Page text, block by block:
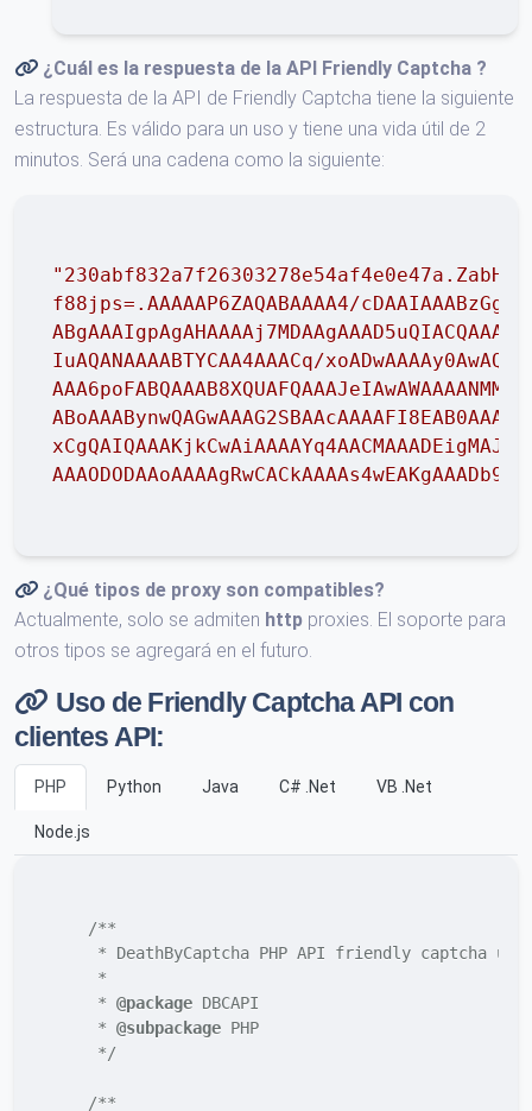
¿Cuál es la respuesta de la API Friendly Captcha ?
La respuesta de la API de Friendly Captcha tiene la siguiente
estructura. Es válido para un uso y tiene una vida útil de 2
minutos. Será una cadena como la siguiente:
f88jps=.AAAAAP6ZAQABAAAA4/
IuAQANAAAABTYCAA4AAACq/
¿Qué tipos de proxy son compatibles?
Actualmente, solo se admiten http proxies. El soporte para
otros tipos se agregará en el futuro.
Uso de Friendly Captcha API con
clientes API:
PHP Python Java C# .Net VB .Net
Node.js
/**
* DeathByCaptcha PHP API friendly captcha
     *
     *
@package DBCAPI
     *
@subpackage PHP
     */
/**